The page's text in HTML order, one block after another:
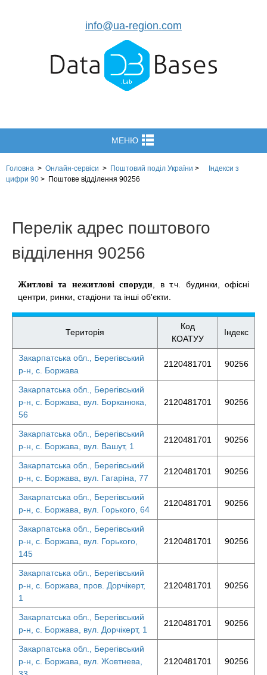
info@ua-region.com
МЕНЮ
Головна > Онлайн-сервіси > Поштовий поділ України >
Індекси з
цифри 90 > Поштове відділення 90256
Перелік адрес поштового
відділення 90256
Житлові та нежитлові споруди , в т.ч. будинки, офісні
центри, ринки, стадіони та інші об'єкти.
Територія
Код
КОАТУУ
Індекс
Закарпатська обл., Берегівський
р-н, с. Боржава
2120481701 90256
Закарпатська обл., Берегівський
р-н, с. Боржава, вул. Борканюка,
56
2120481701 90256
Закарпатська обл., Берегівський
р-н, с. Боржава, вул. Вашут, 1
2120481701 90256
Закарпатська обл., Берегівський
р-н, с. Боржава, вул. Гагаріна, 77
2120481701 90256
Закарпатська обл., Берегівський
р-н, с. Боржава, вул. Горького, 64
2120481701 90256
Закарпатська обл., Берегівський
р-н, с. Боржава, вул. Горького,
145
2120481701 90256
Закарпатська обл., Берегівський
р-н, с. Боржава, пров. Дорчікерт,
1
2120481701 90256
Закарпатська обл., Берегівський
р-н, с. Боржава, вул. Дорчікерт, 1
2120481701 90256
Закарпатська обл., Берегівський
р-н, с. Боржава, вул. Жовтнева,
2120481701 90256